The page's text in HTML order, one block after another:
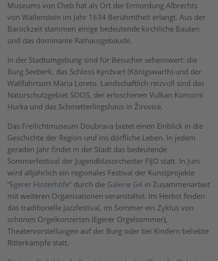
Museums von Cheb hat als Ort der Ermordung Albrechts
von Wallenstein im Jahr 1634 Berühmtheit erlangt. Aus der
Barockzeit stammen einige bedeutende kirchliche Bauten
und das dominante Rathausgebäude.
In der Stadtumgebung sind für Besucher sehenswert: die
Burg Seeberk, das Schloss Kynžvart (Königswarth) und der
Wallfahrtsort Maria Loreto. Landschaftlich reizvoll sind das
Naturschutzgebiet SOOS, der erloschenen Vulkan Komorni
Hurka und das Schmetterlingshaus in Žirovice.
Das Freilichtmuseum Doubrava bietet einen Einblick in die
Geschichte der Region und ins dörfliche Leben. In jedem
geraden Jahr findet in der Stadt das bedeutende
Sommerfestival der Jugendblasorchester FIJO statt. In Juni
wird alljährlich ein regionales Festival der Kunstprojekte
“Egerer Hinterhöfe” durch die Galerie G4 in Zusammenarbeit
mit weiteren Organisationen veranstaltet. Im Herbst finden
das traditionelle Jazzfestival, im Sommer ein Zyklus von
schönen Orgelkonzerten (Egerer Orgelsommer),
Theatervorstellungen auf der Burg oder bei Kindern beliebte
Ritterkämpfe statt.